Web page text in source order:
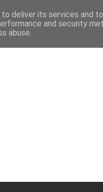
deliver its services and
and security
abuse.